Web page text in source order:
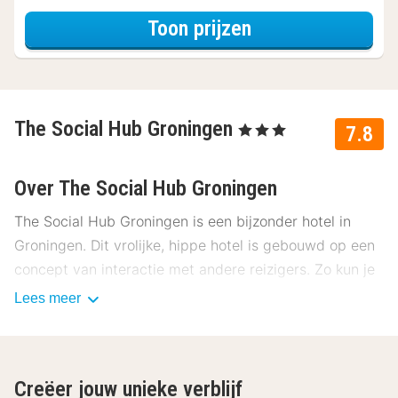
Toon prijzenvoor Diner
7.8
The Social Hub Groningen , 3 Sterren
Over The Social Hub Groningen
The Social Hub Groningen is een bijzonder hotel in
Groningen. Dit vrolijke, hippe hotel is gebouwd op een
concept van interactie met andere reizigers. Zo kun je
andere mensen ontmoeten in de gezamenlijke ruimtes.
Lees meer
Creëer jouw unieke verblijf